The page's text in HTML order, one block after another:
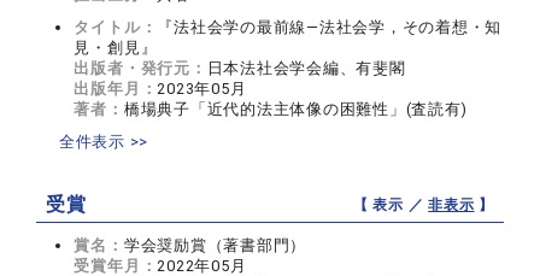
タイトル：
『法社会学の最前線―法社会学，その着想・知
見・創見』
出版者・発行元： 日本法社会学会編、有斐閣
出版年月：2023年05月
著者： 橋場典子「近代的法主体像の困難性」(査読有)
全件表示 >>
受賞 【 表示 ／非表示 】
賞名： 学会奨励賞（著書部門）
受賞年月：2022年05月